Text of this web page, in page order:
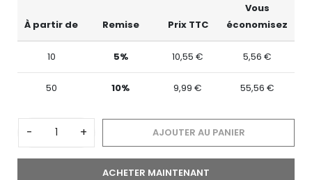
À partir de Remise Prix TTC
Vous
économisez
10 5% 10,55 € 5,56 €
50 10% 9,99 € 55,56 €
- + AJOUTER AU PANIER
ACHETER MAINTENANT